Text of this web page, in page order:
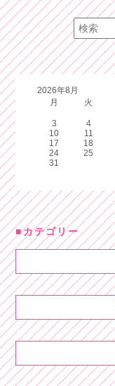
2026年8月
月
火
3
4
10
11
17
18
24
25
31
カテゴリー